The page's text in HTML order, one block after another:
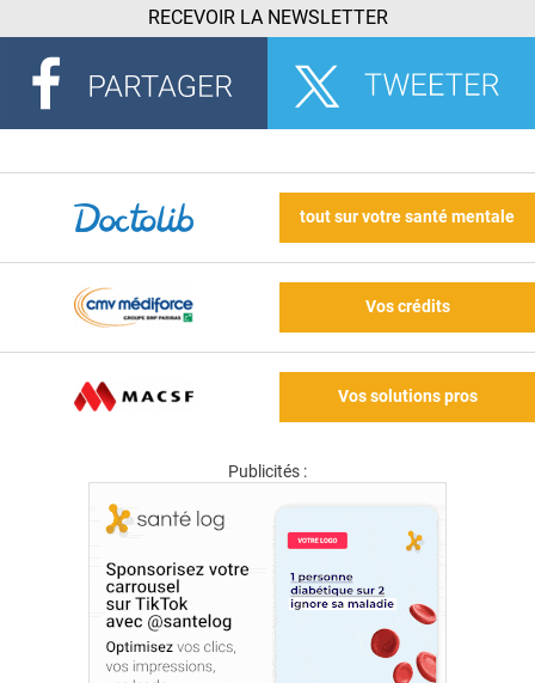
RECEVOIR LA NEWSLETTER
tout sur votre santé mentale
Vos crédits
Vos solutions pros
Publicités :